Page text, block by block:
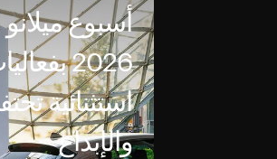
أسبوع
2026
استثنائية
والإبداع